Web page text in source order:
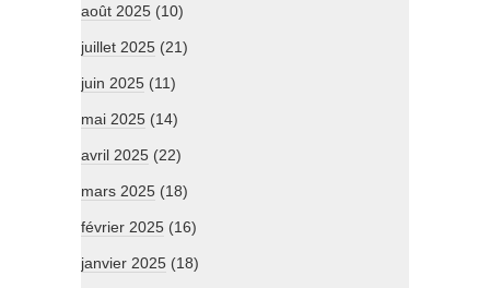
août 2025 (10)
juillet 2025 (21)
juin 2025 (11)
mai 2025 (14)
avril 2025 (22)
mars 2025 (18)
février 2025 (16)
janvier 2025 (18)